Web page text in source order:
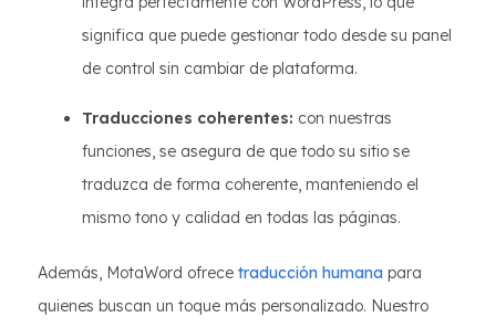
significa que puede gestionar todo desde su panel
de control sin cambiar de plataforma.
Traducciones coherentes: con nuestras
funciones, se asegura de que todo su sitio se
traduzca de forma coherente, manteniendo el
mismo tono y calidad en todas las páginas.
Además, MotaWord ofrece traducción humana para
quienes buscan un toque más personalizado. Nuestro